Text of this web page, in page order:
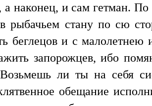
и сам гетман. По
стану по сю
беглецов и с
запорожцев, ибо
Возьмешь ли ты на себя
обещание